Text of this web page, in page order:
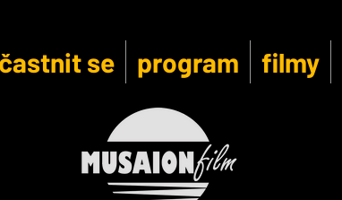
se program filmy